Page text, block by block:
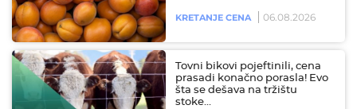
KRETANJE CENA 06.08.2026
Tovni bikovi pojeftinili, cena
prasadi konačno porasla! Evo
šta se dešava na tržištu
stoke…